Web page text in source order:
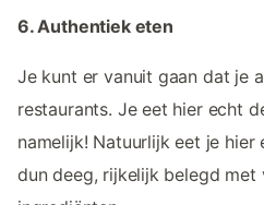
6. Authentiek eten
Je kunt er vanuit gaan dat je
restaurants. Je eet hier echt
namelijk! Natuurlijk eet je hier
dun deeg, rijkelijk belegd met